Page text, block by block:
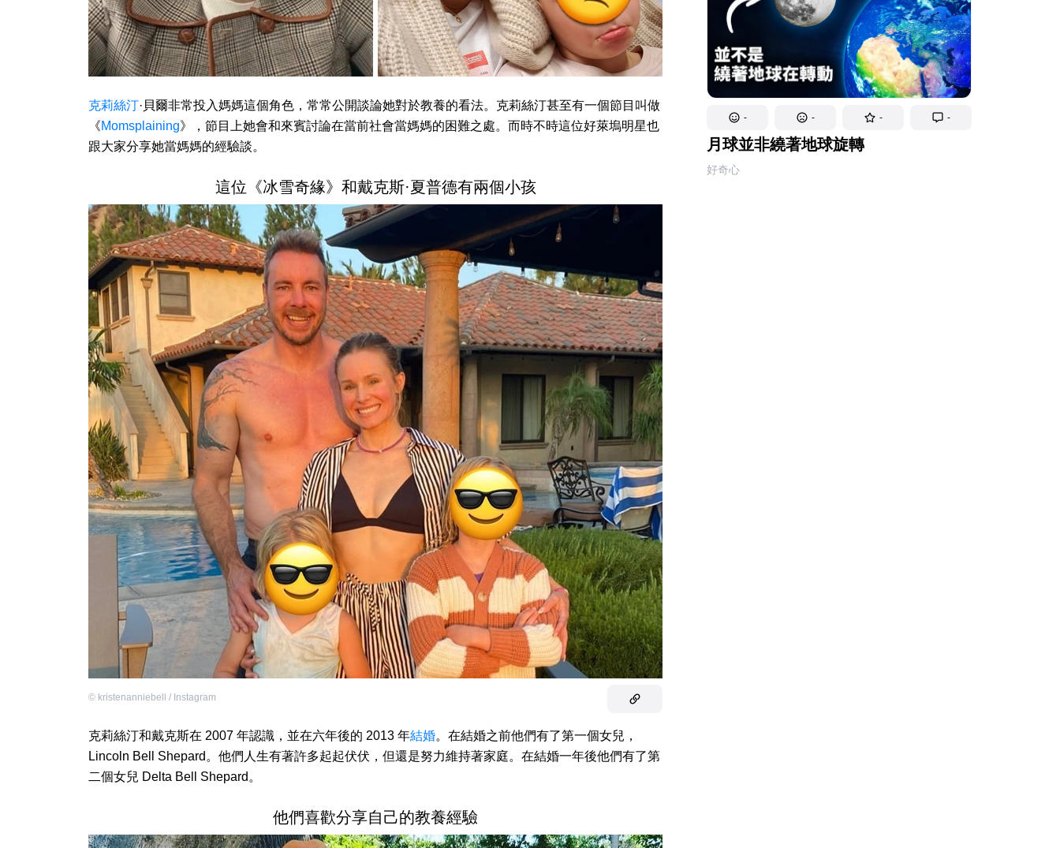
- - - -
月球並非繞著地球旋轉
好奇心
克莉絲汀·貝爾非常投入媽媽這個角色，常常公開談論她對於教養的看法。克莉絲汀甚至有一個節目叫做
《Momsplaining》，節目上她會和來賓討論在當前社會當媽媽的困難之處。而時不時這位好萊塢明星也
跟大家分享她當媽媽的經驗談。
這位《冰雪奇緣》和戴克斯·夏普德有兩個小孩
© kristenanniebell / Instagram
克莉絲汀和戴克斯在 2007 年認識，並在六年後的 2013 年結婚。在結婚之前他們有了第一個女兒，
Lincoln Bell Shepard。他們人生有著許多起起伏伏，但還是努力維持著家庭。在結婚一年後他們有了第
二個女兒 Delta Bell Shepard。
他們喜歡分享自己的教養經驗